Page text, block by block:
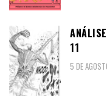
11
5 DE